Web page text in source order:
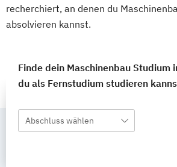
recherchiert, an denen du
absolvieren kannst.
Finde dein Maschinenbau Studium
du als Fernstudium studieren
Abschluss wählen